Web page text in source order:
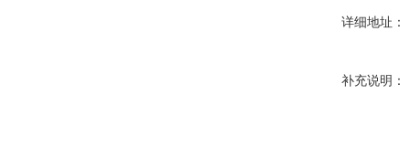
详细地址：
补充说明：